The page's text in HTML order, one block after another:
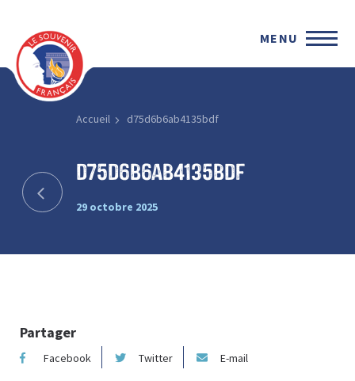
MENU
Accueil d75d6b6ab4135bdf
d75d6b6ab4135bdf
29 octobre 2025
Partager
Facebook Twitter E-mail